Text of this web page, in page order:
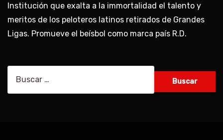
Institución que exalta a la immortalidad el talento y
meritos de los peloteros latinos retirados de Grandes
Ligas. Promueve el beísbol como marca país R.D.